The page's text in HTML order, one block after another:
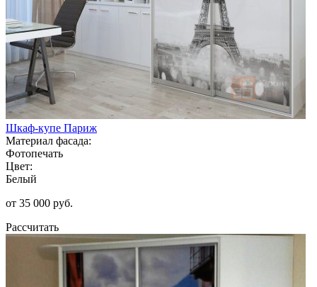
Шкаф-купе Париж
Материал фасада:
Фотопечать
Цвет:
Белый
от 35 000 руб.
Рассчитать